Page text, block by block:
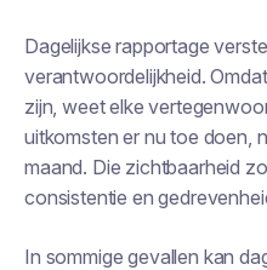
Dagelijkse rapportage
verantwoordelijkheid.
zijn, weet elke
uitkomsten er nu toe doen,
maand. Die zichtbaarheid
consistentie en
In sommige gevallen kan